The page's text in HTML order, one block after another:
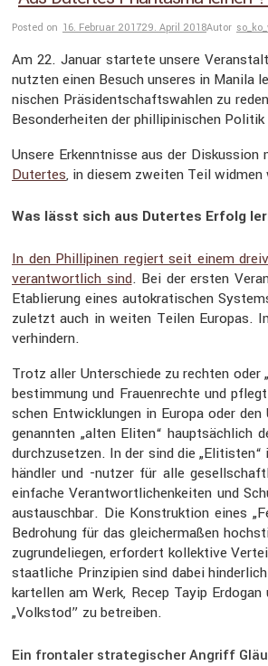
Posted on 16. Februar 201729. April 2018Autor
Am 22. Januar startete unsere
nutzten einen Besuch unseres in Manila
ni­schen Präsi­dent­schafts­wahlen zu
Beson­der­heiten der philli­pi­ni­schen
Unsere Erkennt­nisse aus der
Dutertes, in diesem zweiten Teil
Was lässt sich aus Dutertes Erfolg
In den Philli­pinen regiert seit einem
verant­wort­lich sind. Bei der ersten
Etablie­rung eines autokra­ti­schen
zuletzt auch in weiten Teilen Europas.
verhin­dern.
Trotz aller Unter­schiede zu rechten
be­stim­mung und Frauen­rechte und
schen Entwick­lungen in Europa oder den
genannten „alten Eliten“ haupt­säch­lich
durch­zu­setzen. In der sind die
händler und -nutzer für alle
einfache Verant­wort­li­chen­keiten und
austauschbar. Die Konstruk­tion eines
Bedro­hung für das gleicher­maßen
zugrun­de­liegen, erfor­dert kollek­tive
staat­liche Prinzi­pien sind dabei
kar­tellen am Werk, Recep Tayip
„Volkstod” zu betreiben.
Ein frontaler strategischer Angriff